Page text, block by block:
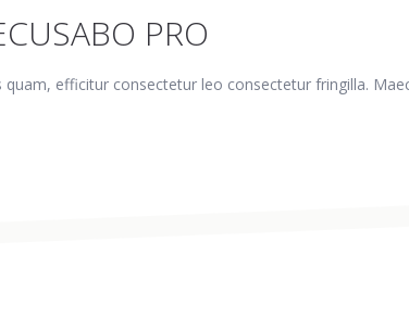
PRO
efficitur consectetur leo consectetur fringilla.